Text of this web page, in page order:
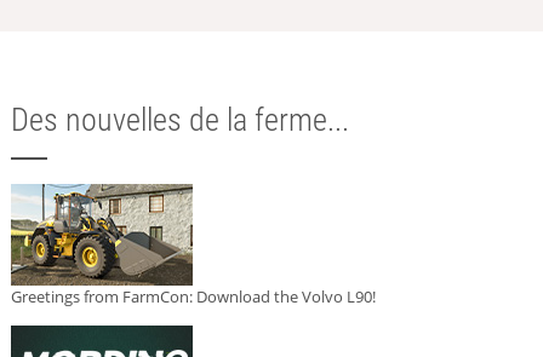
Des nouvelles de la ferme...
Greetings from FarmCon: Download the Volvo L90!